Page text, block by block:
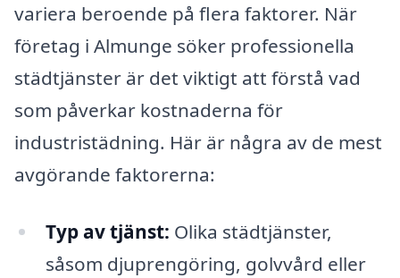
variera beroende på flera faktorer. När
företag i Almunge söker professionella
städtjänster är det viktigt att förstå vad
som påverkar kostnaderna för
industristädning. Här är några av de mest
avgörande faktorerna:
Typ av tjänst: Olika städtjänster,
såsom djuprengöring, golvvård eller